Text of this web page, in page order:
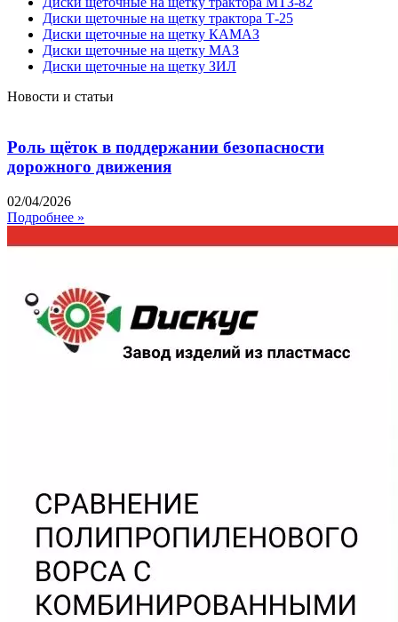
Диски щеточные на щетку трактора Т-25
Диски щеточные на щетку КАМАЗ
Диски щеточные на щетку МАЗ
Диски щеточные на щетку ЗИЛ
Новости и статьи
Роль щёток в поддержании безопасности
дорожного движения
02/04/2026
Подробнее »